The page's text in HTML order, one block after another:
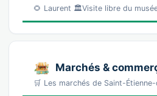
🌻 Laurent 🏛️Visite libre du
Marchés &
🛒 Les marchés de Saint-